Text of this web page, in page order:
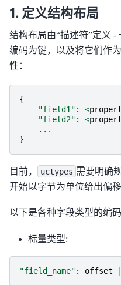
定义结构布局
结构布局由“描述符”定义 -
编码为键，以及将它们作
性：
{
"field1" : <
"field2" : <
...
}
目前， uctypes 需要明确
开始以字节为单位给出偏移
以下是各种字段类型的编码
标量类型:
"field_name" : offset |